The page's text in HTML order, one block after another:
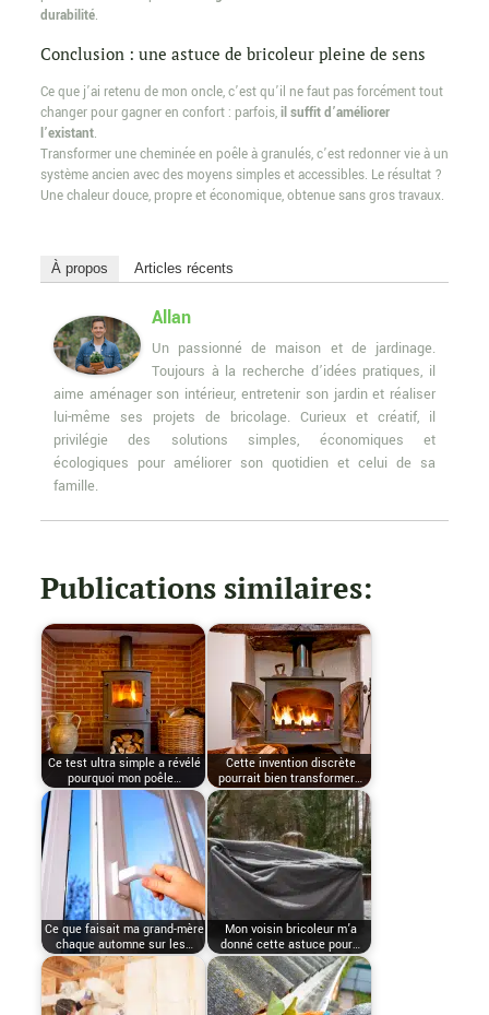
durabilité.
Conclusion : une astuce de bricoleur pleine de sens
Ce que j’ai retenu de mon oncle, c’est qu’il ne faut pas forcément tout
changer pour gagner en confort : parfois,il suffit d’améliorer
l’existant.
Transformer une cheminée en poêle à granulés, c’est redonner vie à un
système ancien avec des moyens simples et accessibles. Le résultat ?
Une chaleur douce, propre et économique, obtenue sans gros travaux.
À propos Articles récents
Allan
Un passionné de maison et de jardinage.
Toujours à la recherche d’idées pratiques, il
aime aménager son intérieur, entretenir son jardin et réaliser
lui-même ses projets de bricolage. Curieux et créatif, il
privilégie des solutions simples, économiques et
écologiques pour améliorer son quotidien et celui de sa
famille.
Publications similaires:
Ce test ultra simple a révélé
pourquoi mon poêle…
Cette invention discrète
pourrait bien transformer…
Ce que faisait ma grand-mère
chaque automne sur les…
Mon voisin bricoleur m’a
donné cette astuce pour…